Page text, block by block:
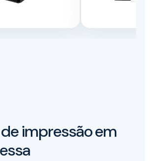
impressão em